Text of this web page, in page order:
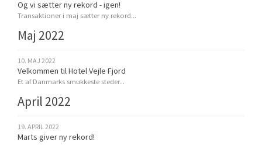
Og vi sætter ny rekord - igen!
Transaktioner i maj sætter ny rekord...
Maj 2022
10. MAJ 2022
Velkommen til Hotel Vejle Fjord
Et af Danmarks smukkeste steder...
April 2022
19. APRIL 2022
Marts giver ny rekord!